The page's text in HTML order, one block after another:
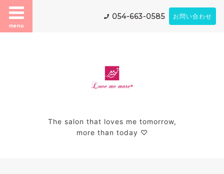
menu
054-663-0585 お問い合わせ
The salon that loves me tomorrow,
more than today ♡